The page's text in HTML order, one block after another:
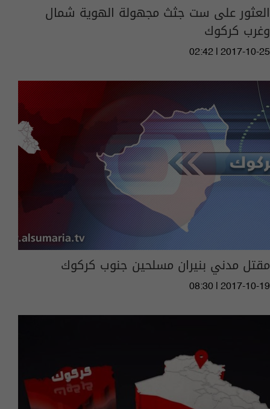
العثور على ست جثث مجهولة الهوية شمال
وغرب كركوك
02:42 | 2017-10-25
مقتل مدني بنيران مسلحين جنوب كركوك
08:30 | 2017-10-19